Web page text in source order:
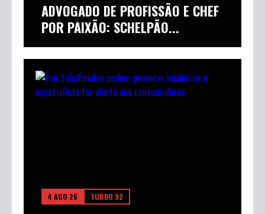
ADVOGADO DE PROFISSÃO E CHEF
POR PAIXÃO: SCHELPÃO...
4 AGO 26 TURBO 92